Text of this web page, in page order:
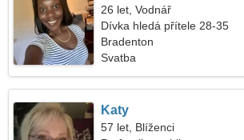
26 let, Vodnář
Dívka hledá přítele 28-35
Bradenton
Svatba
Katy
57 let, Blíženci